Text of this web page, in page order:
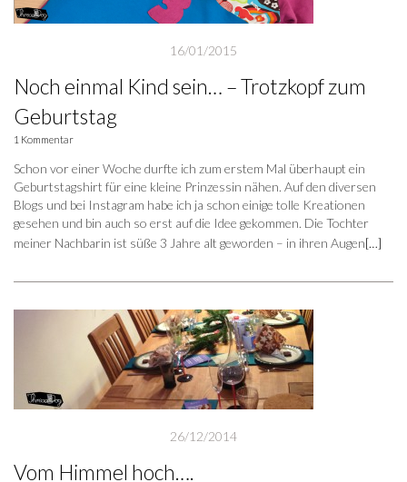
16/01/2015
Noch einmal Kind sein… – Trotzkopf zum
Geburtstag
1 Kommentar
Schon vor einer Woche durfte ich zum erstem Mal überhaupt ein
Geburtstagshirt für eine kleine Prinzessin nähen. Auf den diversen
Blogs und bei Instagram habe ich ja schon einige tolle Kreationen
gesehen und bin auch so erst auf die Idee gekommen. Die Tochter
meiner Nachbarin ist süße 3 Jahre alt geworden – in ihren Augen[…]
26/12/2014
Vom Himmel hoch….